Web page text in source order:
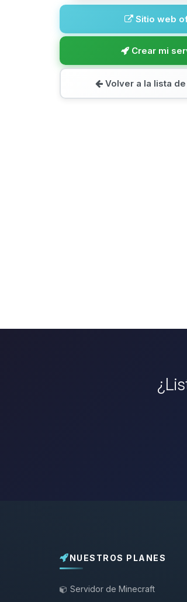
Sitio web
Crear mi
Volver a la lista
NUESTROS PLANES
Servidor de Minecraft